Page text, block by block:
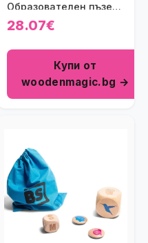
Образователен пъзел
с клечки
28.07€
Купи от
woodenmagic.bg →